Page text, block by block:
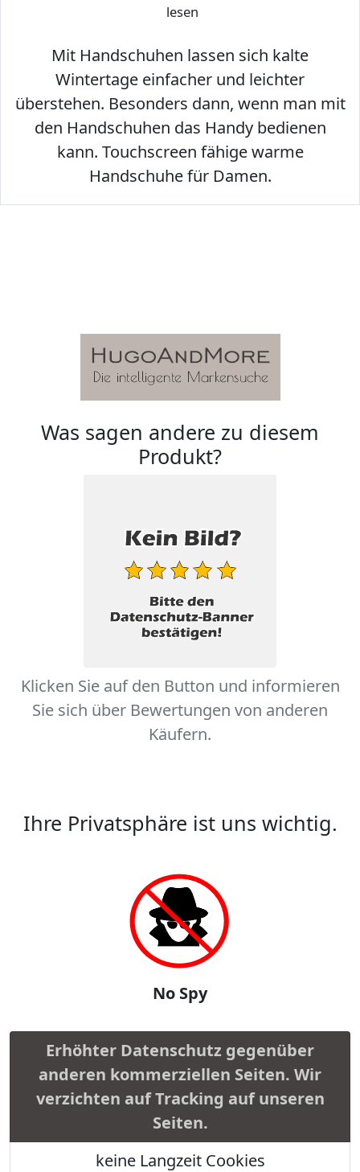
lesen
Mit Handschuhen lassen sich kalte
Wintertage einfacher und leichter
überstehen. Besonders dann, wenn man mit
den Handschuhen das Handy bedienen
kann. Touchscreen fähige warme
Handschuhe für Damen.
Was sagen andere zu diesem
Produkt?
Klicken Sie auf den Button und informieren
Sie sich über Bewertungen von anderen
Käufern.
Ihre Privatsphäre ist uns wichtig.
No Spy
Erhöhter Datenschutz gegenüber
anderen kommerziellen Seiten. Wir
verzichten auf Tracking auf unseren
Seiten.
keine Langzeit Cookies